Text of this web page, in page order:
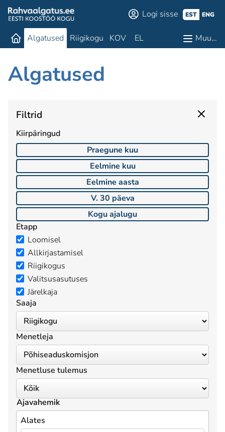
Logi sisse EST ENG
Algatused Riigikogu KOV EL Muu…
Algatused
Filtrid
Kiirpäringud
Praegune kuu
Eelmine kuu
Eelmine aasta
V. 30 päeva
Kogu ajalugu
Etapp
Loomisel
Allkirjastamisel
Riigikogus
Valitsusasutuses
Järelkaja
Saaja
Menetleja
Menetluse tulemus
Ajavahemik
Alates